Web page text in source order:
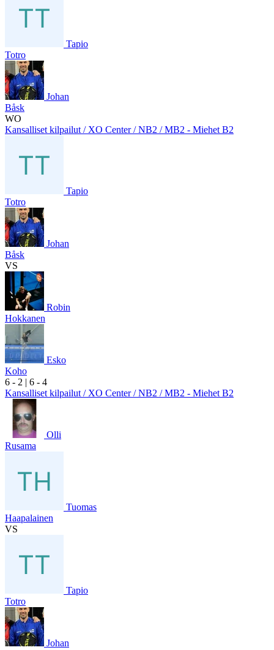
Tapio
Totro
Johan
Båsk
WO
Kansalliset kilpailut / XO Center / NB2 / MB2 - Miehet B2
Tapio
Totro
Johan
Båsk
VS
Robin
Hokkanen
Esko
Koho
6 - 2 | 6 - 4
Kansalliset kilpailut / XO Center / NB2 / MB2 - Miehet B2
Olli
Rusama
Tuomas
Haapalainen
VS
Tapio
Totro
Johan